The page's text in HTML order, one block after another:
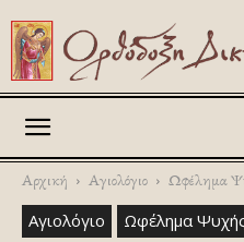
Αρχική Αγιολόγιο Ωφέλημα
Αγιολόγιο Ωφέλημα